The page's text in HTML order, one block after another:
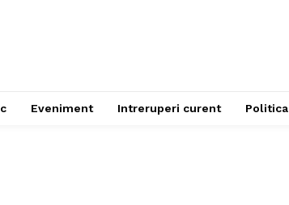
Eveniment Intreruperi curent Politica